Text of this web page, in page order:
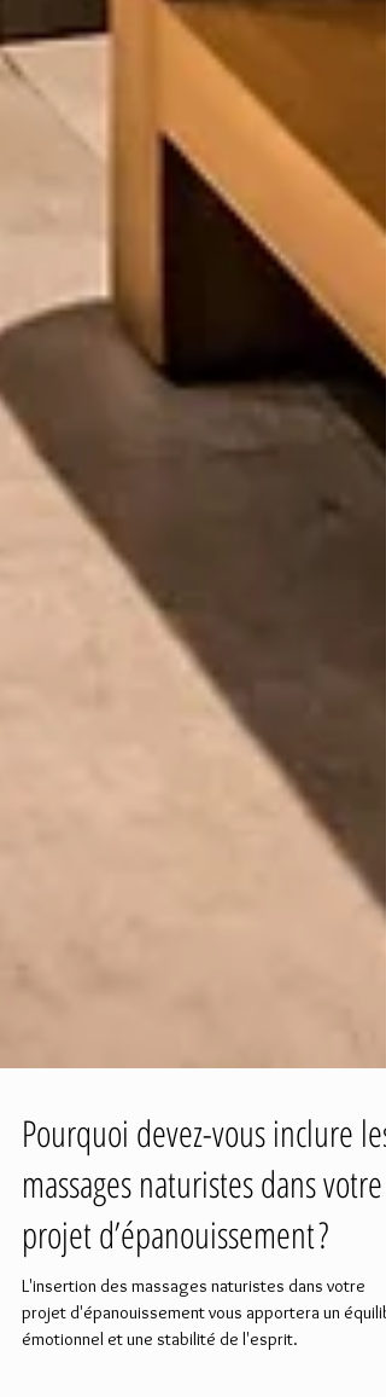
Pourquoi devez-vous inclure les
massages naturistes dans votre
projet d’épanouissement ?